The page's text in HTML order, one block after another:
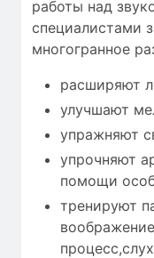
работы над
специалистами
многогранное
расширяют
улучшают
упражняют
упрочняют
помощи
тренируют